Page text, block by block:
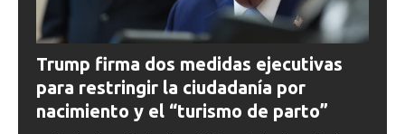
Trump firma dos medidas ejecutivas
para restringir la ciudadanía por
nacimiento y el “turismo de parto”